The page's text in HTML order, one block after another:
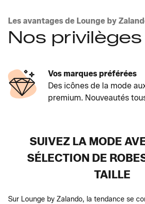
Les avantages de Lounge by
Nos
Vos marques préférées
Des icônes de la mode
premium. Nouveautés
SUIVEZ LA MODE
SÉLECTION DE
TAILLE
Sur Lounge by Zalando, la tendance se